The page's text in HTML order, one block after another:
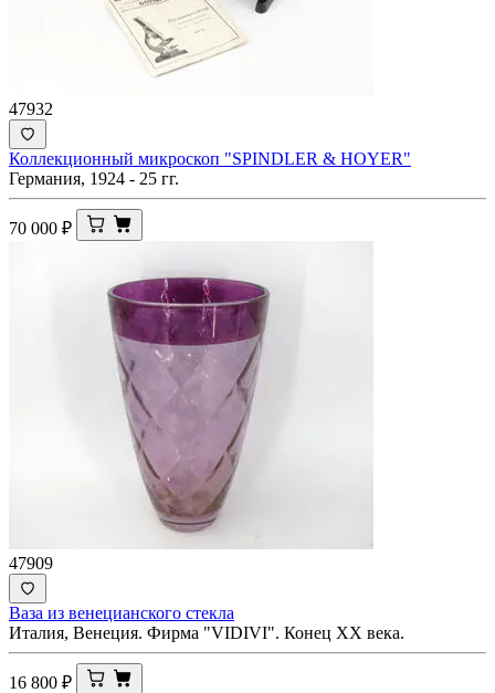
47932
Коллекционный микроскоп "SPINDLER & HOYER"
Германия, 1924 - 25 гг.
70 000 ₽
47909
Ваза из венецианского стекла
Италия, Венеция. Фирма "VIDIVI". Конец ХХ века.
16 800 ₽